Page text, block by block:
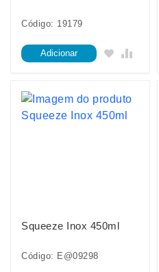
Código: 19179
Adicionar
Squeeze Inox 450ml
Código: E@09298